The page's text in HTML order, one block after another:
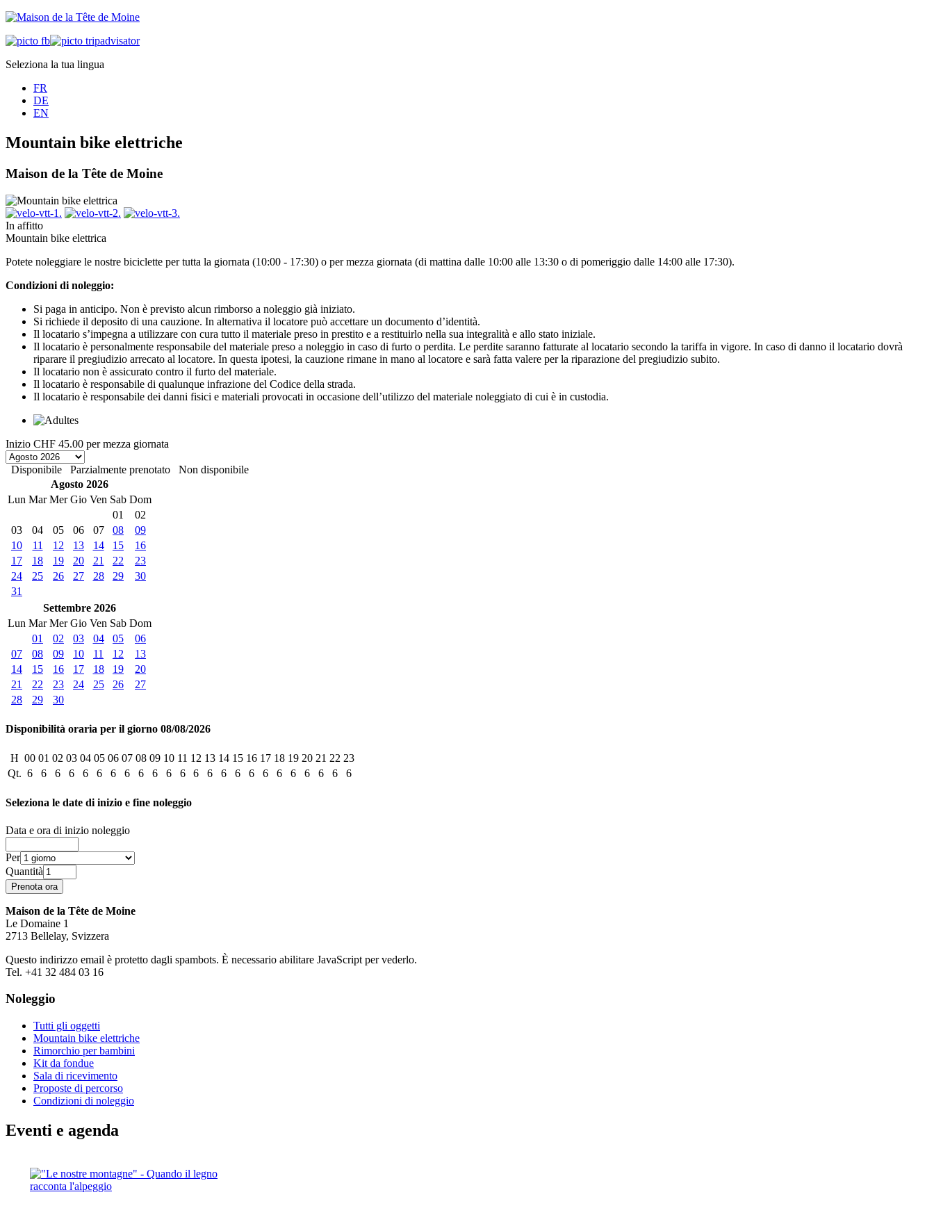
Seleziona la tua lingua
FR
DE
EN
Mountain bike elettriche
Maison de la Tête de Moine
In affitto
Mountain bike elettrica
Potete noleggiare le nostre biciclette per tutta la giornata (10:00 - 17:30) o per mezza giornata (di mattina dalle 10:00 alle 13:30 o di pomeriggio dalle 14:00 alle 17:30).
Condizioni di noleggio:
Si paga in anticipo. Non è previsto alcun rimborso a noleggio già iniziato.
Si richiede il deposito di una cauzione. In alternativa il locatore può accettare un documento d’identità.
Il locatario s’impegna a utilizzare con cura tutto il materiale preso in prestito e a restituirlo nella sua integralità e allo stato iniziale.
Il locatario è personalmente responsabile del materiale preso a noleggio in caso di furto o perdita. Le perdite saranno fatturate al locatario secondo la tariffa in vigore. In caso di danno il locatario dovrà
riparare il pregiudizio arrecato al locatore. In questa ipotesi, la cauzione rimane in mano al locatore e sarà fatta valere per la riparazione del pregiudizio subito.
Il locatario non è assicurato contro il furto del materiale.
Il locatario è responsabile di qualunque infrazione del Codice della strada.
Il locatario è responsabile dei danni fisici e materiali provocati in occasione dell’utilizzo del materiale noleggiato di cui è in custodia.
Inizio CHF 45.00 per mezza giornata
Disponibile Parzialmente prenotato
Non disponibile
Agosto 2026
Lun Mar Mer Gio Ven Sab Dom
01
02
03
04 05 06 07 08
09
10
11 12 13 14 15
16
17
18 19 20 21 22
23
24
25 26 27 28 29
30
31
Settembre 2026
Lun Mar Mer Gio Ven Sab Dom
01
02 03 04 05
06
07
08 09 10 11 12
13
14
15 16 17 18 19
20
21
22 23 24 25 26
27
28
29 30
Disponibilità oraria per il giorno 08/08/2026
H 00 01 02 03 04 05 06 07 08 09 10 11 12 13 14 15 16 17 18 19 20 21 22 23
Qt. 6 6 6 6 6 6 6 6 6 6 6 6 6 6 6 6 6 6 6 6 6 6 6 6
Seleziona le date di inizio e fine noleggio
Data e ora di inizio noleggio
Per
Quantità
Maison de la Tête de Moine
Le Domaine 1
2713 Bellelay, Svizzera
Questo indirizzo email è protetto dagli spambots. È necessario abilitare JavaScript per vederlo.
Tel. +41 32 484 03 16
Noleggio
Tutti gli oggetti
Mountain bike elettriche
Rimorchio per bambini
Kit da fondue
Sala di ricevimento
Proposte di percorso
Condizioni di noleggio
Eventi e agenda